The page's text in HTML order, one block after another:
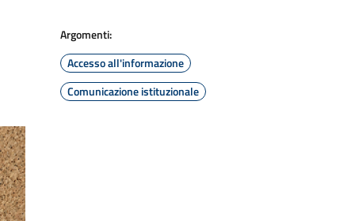
Argomenti:
Accesso all'informazione
Comunicazione istituzionale